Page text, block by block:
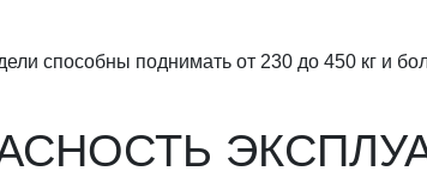
способны поднимать от 230 до 450 кг и